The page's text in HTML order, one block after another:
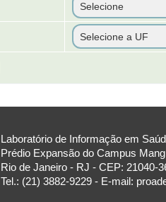
Laboratório de Informação em
Prédio Expansão do Campus
Rio de Janeiro - RJ - CEP: 21040-
Tel.: (21) 3882-9229 - E-mail: